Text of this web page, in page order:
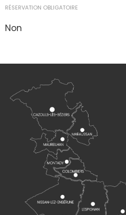
RÉSERVATION OBLIGATOIRE
Non